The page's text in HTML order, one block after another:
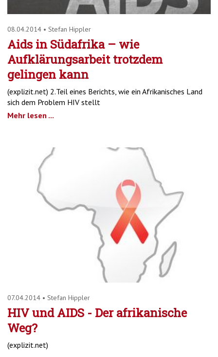
08.04.2014 • Stefan Hippler
Aids in Südafrika – wie
Aufklärungsarbeit trotzdem
gelingen kann
(explizit.net) 2.Teil eines Berichts, wie ein Afrikanisches Land
sich dem Problem HIV stellt
Mehr lesen ...
07.04.2014 • Stefan Hippler
HIV und AIDS - Der afrikanische
Weg?
(explizit.net)